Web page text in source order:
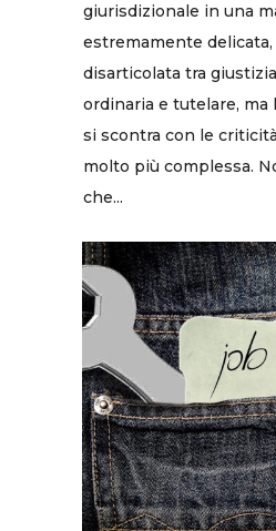
giurisdizionale in una
estremamente
disarticolata tra
ordinaria e tutelare, ma
si scontra con le
molto più complessa.
che...